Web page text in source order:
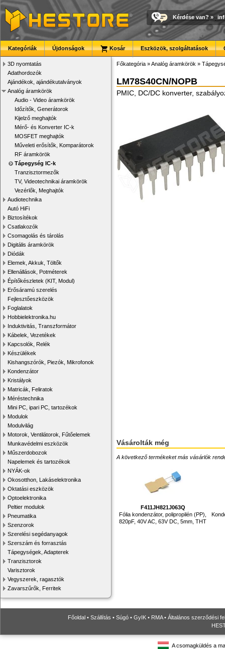
Kérdése van? »
Kategóriák Újdonságok Kosár Eszközök, szolgáltatások
3D nyomtatás
Adathordozók
Ajándékok, ajándékutalványok
Analóg áramkörök
Audio - Video áramkörök
Időzítők, Generátorok
Kijelző meghajtók
Mérő- és Konverter IC-k
MOSFET meghajtók
Műveleti erősítők, Komparátorok
RF áramkörök
Tápegység IC-k
Tranzisztormezők
TV, Videotechnikai áramkörök
Vezérlők, Meghajtók
Audiotechnika
Autó HiFi
Biztosítékok
Csatlakozók
Csomagolás és tárolás
Digitális áramkörök
Diódák
Elemek, Akkuk, Töltők
Ellenállások, Potméterek
Építőkészletek (KIT, Modul)
Erősáramú szerelés
Fejlesztőeszközök
Foglalatok
Hobbielektronika.hu
Induktivitás, Transzformátor
Kábelek, Vezetékek
Kapcsolók, Relék
Készülékek
Kishangszórók, Piezók, Mikrofonok
Kondenzátor
Kristályok
Matricák, Feliratok
Méréstechnika
Mini PC, ipari PC, tartozékok
Modulok
Modulvilág
Motorok, Ventilátorok, Fűtőelemek
Munkavédelmi eszközök
Műszerdobozok
Napelemek és tartozékok
NYÁK-ok
Okosotthon, Lakáselektronika
Oktatási eszközök
Optoelektronika
Peltier modulok
Pneumatika
Szenzorok
Szerelési segédanyagok
Szerszám és forrasztás
Tápegységek, Adapterek
Tranzisztorok
Varisztorok
Vegyszerek, ragasztók
Zavarszűrők, Ferritek
Főkategória »Analóg áramkörök »
LM78S40CN/NOPB
PMIC, DC/DC konverter,
Vásárolták még
A következő termékeket más vásárlók
F411JH821J063Q
Fólia kondenzátor, polipropilén (PP),
820pF, 40V AC, 63V DC, 5mm, THT
Főoldal • Szállítás • Súgó • GyIK • RMA• Általános szerződési
A csomagküldés a